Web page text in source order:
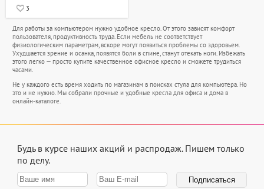
3
Для работы за компьютером нужно удобное кресло. От этого зависят комфорт
пользователя, продуктивность труда. Если мебель не соответствует
физиологическим параметрам, вскоре могут появиться проблемы со здоровьем.
Ухудшается зрение и осанка, появятся боли в спине, станут отекать ноги. Избежать
этого легко — просто купите качественное офисное кресло и сможете трудиться
часами.
Не у каждого есть время ходить по магазинам в поисках стула для компьютера. Но
это и не нужно. Мы собрали прочные и удобные кресла для офиса и дома в
онлайн-каталоге.
Будь в курсе наших акций и распродаж. Пишем только
по делу.